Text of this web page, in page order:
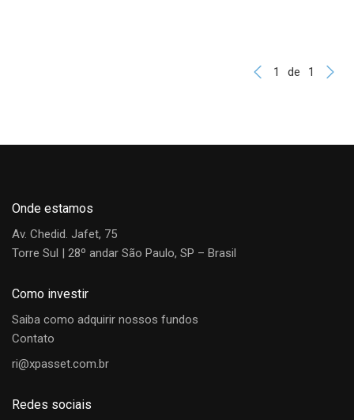
1 de 1
Onde estamos
Av. Chedid. Jafet, 75
Torre Sul | 28º andar São Paulo, SP – Brasil
Como investir
Saiba como adquirir nossos fundos
Contato
ri@xpasset.com.br
Redes sociais